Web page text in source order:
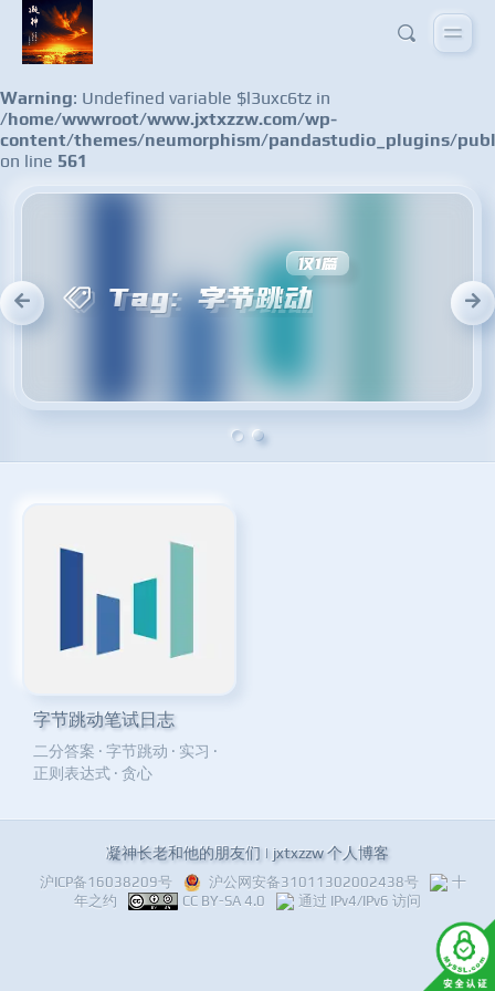
Warning: Undefined variable $l3uxc6tz in
/home/wwwroot/www.jxtxzzw.com/wp-
content/themes/neumorphism/pandastudio_plugins/
on line 561
字节跳动笔试日志
二分答案 · 字节跳动 · 实习 ·
正则表达式 · 贪心
凝神长老和他的朋友们 | jxtxzzw 个人博客
沪ICP备16038209号 沪公网安备31011302002438号
十
年之约
CC BY-SA 4.0 通过 IPv4/IPv6 访问